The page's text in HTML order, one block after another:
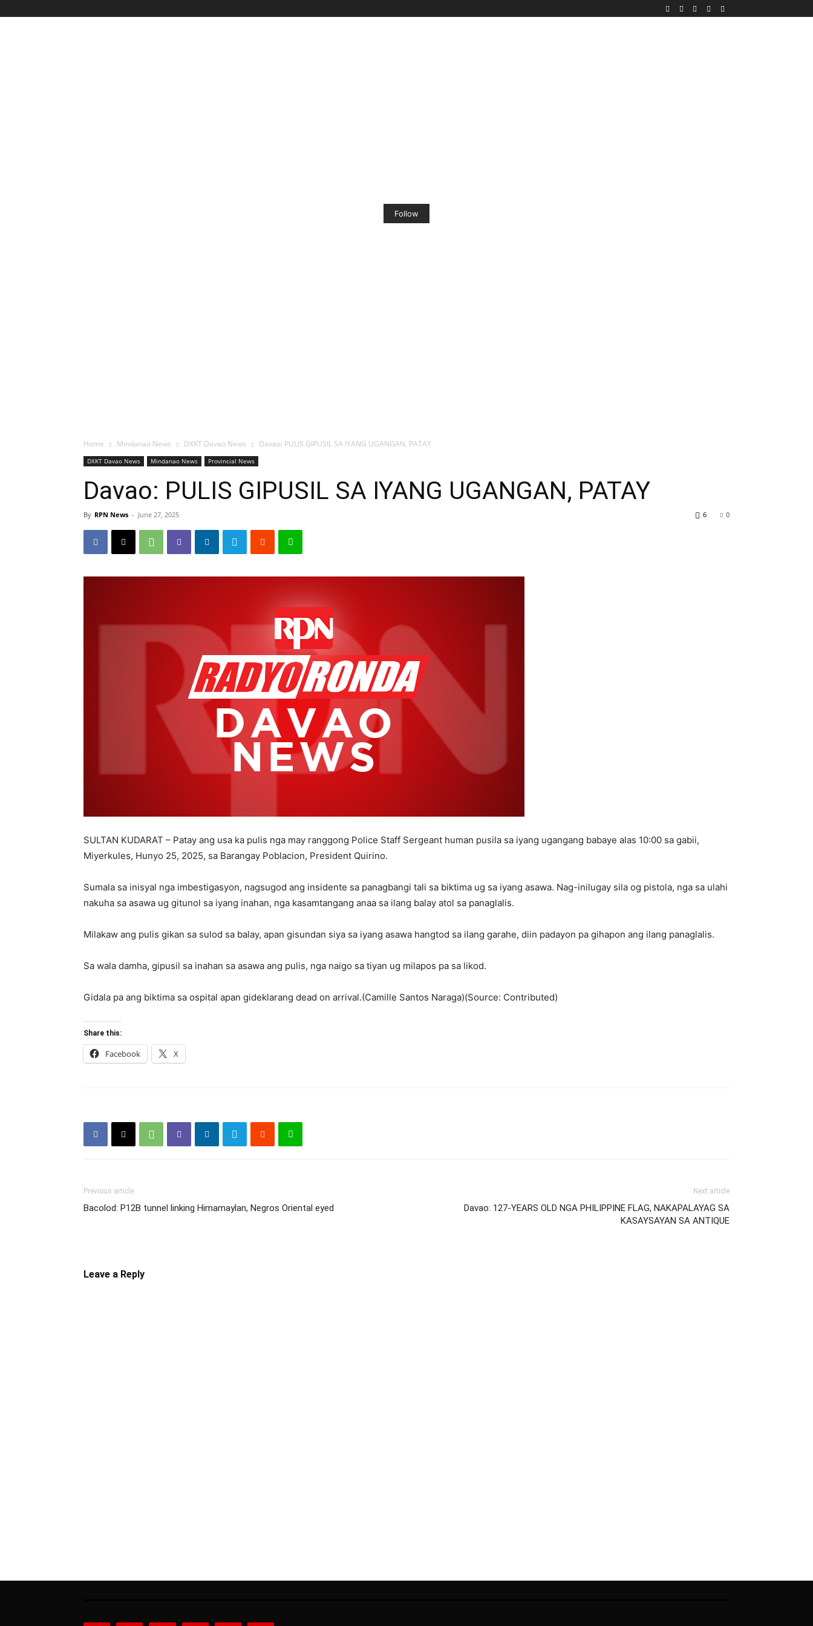
Home Mindanao News DXKT Davao News Davao: PULIS GIPUSIL SA IYANG UGANGAN, PATAY
DXKT Davao News Mindanao News Provincial News
Davao: PULIS GIPUSIL SA IYANG UGANGAN, PATAY
By RPN News - June 27, 2025 0
6
SULTAN KUDARAT – Patay ang usa ka pulis nga may ranggong Police Staff Sergeant human pusila sa iyang ugangang babaye alas 10:00 sa gabii,
Miyerkules, Hunyo 25, 2025, sa Barangay Poblacion, President Quirino.
Sumala sa inisyal nga imbestigasyon, nagsugod ang insidente sa panagbangi tali sa biktima ug sa iyang asawa. Nag-inilugay sila og pistola, nga sa ulahi
nakuha sa asawa ug gitunol sa iyang inahan, nga kasamtangang anaa sa ilang balay atol sa panaglalis.
Milakaw ang pulis gikan sa sulod sa balay, apan gisundan siya sa iyang asawa hangtod sa ilang garahe, diin padayon pa gihapon ang ilang panaglalis.
Sa wala damha, gipusil sa inahan sa asawa ang pulis, nga naigo sa tiyan ug milapos pa sa likod.
Gidala pa ang biktima sa ospital apan gideklarang dead on arrival.(Camille Santos Naraga)(Source: Contributed)
Share this:
Facebook X
Previous article
Bacolod: P12B tunnel linking Himamaylan, Negros Oriental eyed
Next article
Davao: 127-YEARS OLD NGA PHILIPPINE FLAG, NAKAPALAYAG SA
KASAYSAYAN SA ANTIQUE
Leave a Reply